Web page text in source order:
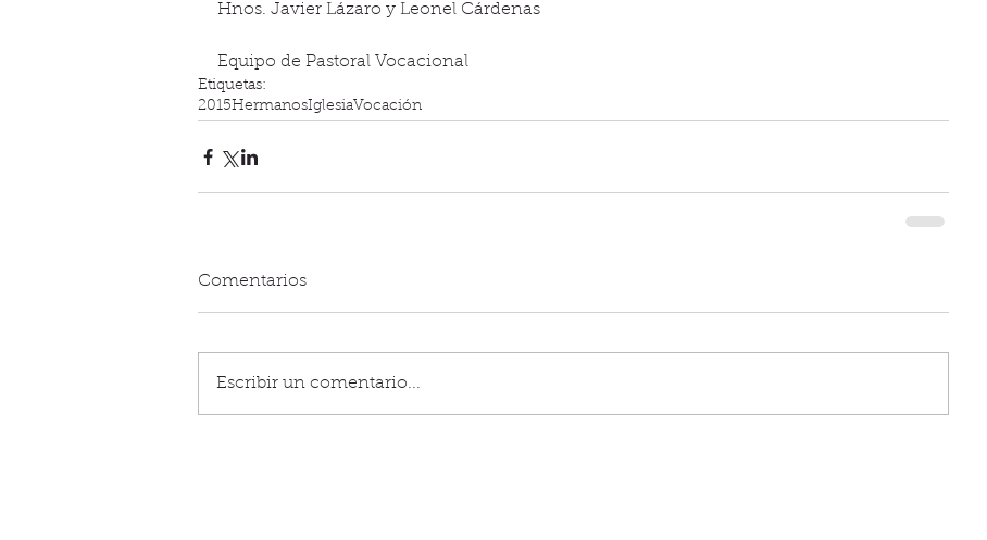
Hnos. Javier Lázaro y Leonel Cárdenas
Equipo de Pastoral Vocacional
Etiquetas:
2015HermanosIglesiaVocación
Comentarios
Escribir un comentario...